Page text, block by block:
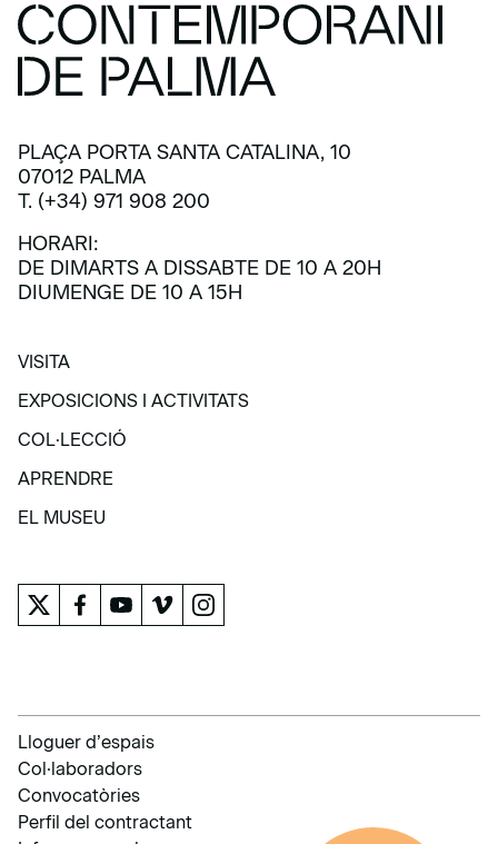
PLAÇA PORTA SANTA CATALINA, 10
07012 PALMA
T. (+34) 971 908 200
HORARI:
DE DIMARTS A DISSABTE DE 10 A 20H
DIUMENGE DE 10 A 15H
VISITA
VISITA
EXPOSICIONS I ACTIVITATS
EXPOSICIONS I ACTIVITATS
COL·LECCIÓ
COL·LECCIÓ
APRENDRE
APRENDRE
EL MUSEU
Lloguer d’espais
Col·laboradors
Convocatòries
Perfil del contractant